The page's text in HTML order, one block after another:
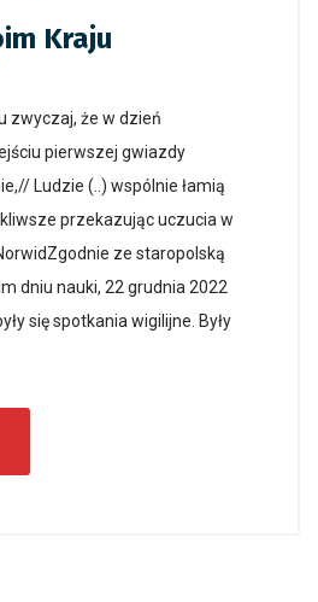
Kraju
zwyczaj, że w dzień
pierwszej gwiazdy
Ludzie (..) wspólnie łamią
przekazując uczucia w
ze staropolską
dniu nauki, 22 grudnia 2022
się spotkania wigilijne. Były